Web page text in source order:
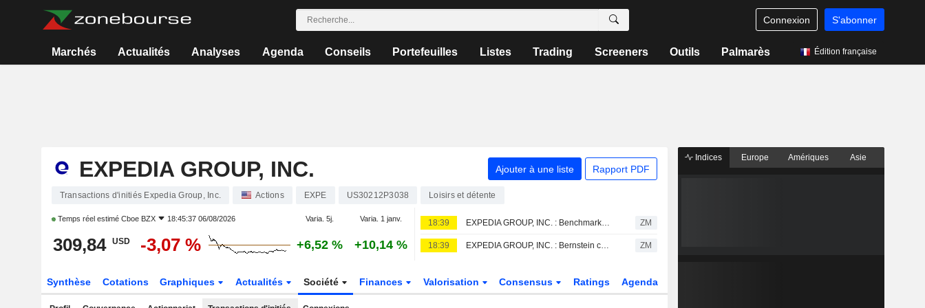
Connexion S'abonner
Marchés Actualités Analyses Agenda Conseils Portefeuilles Listes Trading Screeners Outils Palmarès Édition française
EXPEDIA GROUP, INC. Ajouter à une liste Rapport PDF
Transactions d'initiés Expedia Group, Inc. Actions EXPE US30212P3038 Loisirs et détente
Temps réel estimé Cboe BZX 18:45:37 06/08/2026 Varia. 5j. Varia. 1 janv.
309,84 USD -3,07 % +6,52 % +10,14 %
18:39 EXPEDIA GROUP, INC. : Benchmark Company pas convaincu ZM
18:39 EXPEDIA GROUP, INC. : Bernstein conserve son opinion négative ZM
Synthèse Cotations Graphiques Actualités Société Finances Valorisation Consensus Ratings Agenda
Indices Europe Amériques Asie